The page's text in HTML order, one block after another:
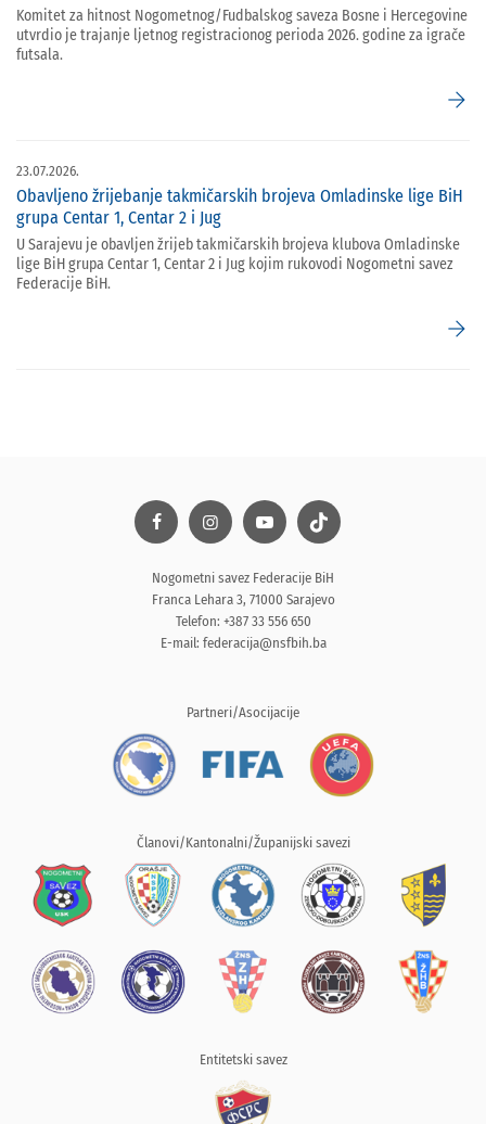
Komitet za hitnost Nogometnog/Fudbalskog saveza Bosne i Hercegovine
utvrdio je trajanje ljetnog registracionog perioda 2026. godine za igrače
futsala.
arrow_forward
23.07.2026.
Obavljeno žrijebanje takmičarskih brojeva Omladinske lige BiH
grupa Centar 1, Centar 2 i Jug
U Sarajevu je obavljen žrijeb takmičarskih brojeva klubova Omladinske
lige BiH grupa Centar 1, Centar 2 i Jug kojim rukovodi Nogometni savez
Federacije BiH.
arrow_forward
Nogometni savez Federacije BiH
Franca Lehara 3, 71000 Sarajevo
Telefon: +387 33 556 650
E-mail: federacija@nsfbih.ba
Partneri/Asocijacije
Članovi/Kantonalni/Županijski savezi
Entitetski savez